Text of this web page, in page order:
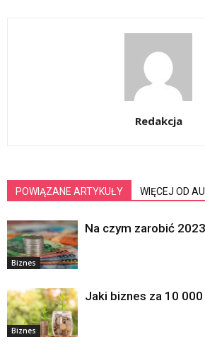
Redakcja
POWIĄZANE ARTYKUŁY WIĘCEJ OD
Biznes
Na czym zarobić
Biznes
Jaki biznes za 10 000